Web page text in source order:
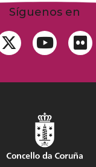
Síguenos en